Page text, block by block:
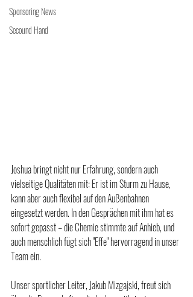
Sponsoring News
Secound Hand
Joshua bringt nicht nur Erfahrung, sondern auch
vielseitige Qualitäten mit: Er ist im Sturm zu Hause,
kann aber auch flexibel auf den Außenbahnen
eingesetzt werden. In den Gesprächen mit ihm hat es
sofort gepasst – die Chemie stimmte auf Anhieb, und
auch menschlich fügt sich "Effe" hervorragend in unser
Team ein.
Unser sportlicher Leiter, Jakub Mizgajski, freut sich